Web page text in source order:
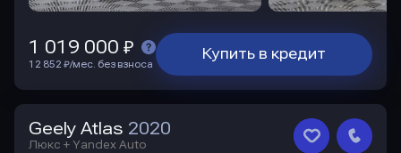
Купить в кредит
1 019 000 ₽
12 852 ₽/мес. без взноса
Geely Atlas 2020
Люкс + Yandex Auto